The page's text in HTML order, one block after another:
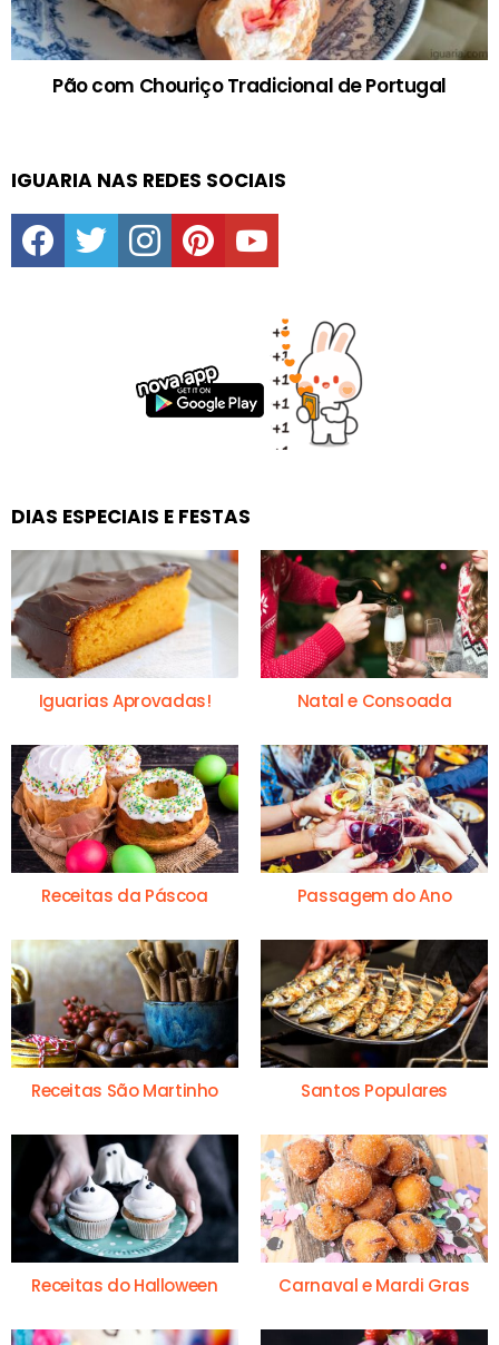
Pão com Chouriço Tradicional de Portugal
IGUARIA NAS REDES SOCIAIS
facebooktwitter instagrampinterestyoutube
DIAS ESPECIAIS E FESTAS
Iguarias Aprovadas! Natal e Consoada
Receitas da Páscoa Passagem do Ano
Receitas São Martinho Santos Populares
Receitas do Halloween Carnaval e Mardi Gras